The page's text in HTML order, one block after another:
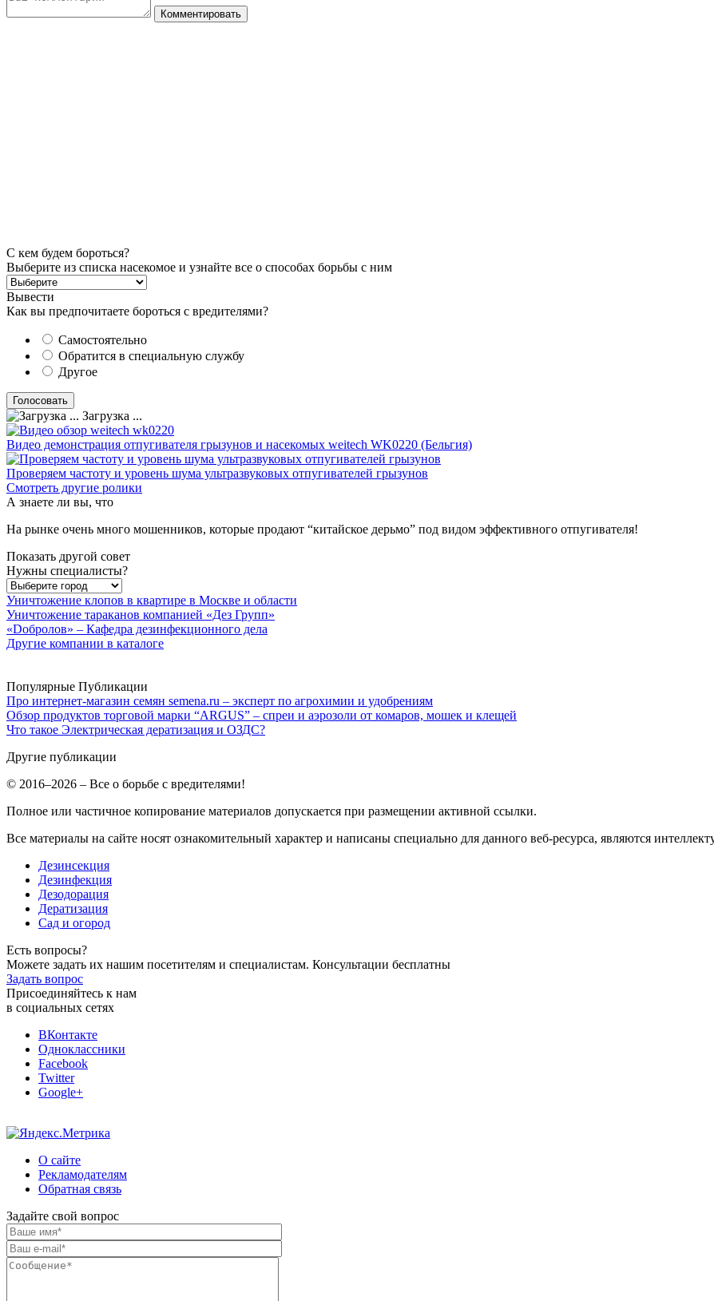
С кем будем бороться?
Выберите из списка насекомое и узнайте все о способах борьбы с ним
Вывести
Как вы предпочитаете бороться с вредителями?
Самостоятельно
Обратится в специальную службу
Другое
Загрузка ...
Видео демонстрация отпугивателя грызунов и насекомых weitech WK0220 (Бельгия)
Проверяем частоту и уровень шума ультразвуковых отпугивателей грызунов
Смотреть другие ролики
А знаете ли вы, что
На рынке очень много мошенников, которые продают “китайское дерьмо” под видом эффективного отпугивателя!
Показать другой совет
Нужны специалисты?
Уничтожение клопов в квартире в Москве и области
Уничтожение тараканов компанией «Дез Групп»
«Dобролов» – Кафедра дезинфекционного дела
Другие компании в каталоге
Популярные Публикации
Про интернет-магазин семян semena.ru – эксперт по агрохимии и удобрениям
Обзор продуктов торговой марки “ARGUS” – спреи и аэрозоли от комаров, мошек и клещей
Что такое Электрическая дератизация и ОЗДС?
Другие публикации
© 2016–2026 – Все о борьбе с вредителями!
Полное или частичное копирование материалов допускается при размещении активной ссылки.
Все материалы на сайте носят ознакомительный характер и написаны специально для данного веб-ресурса, являются
Дезинсекция
Дезинфекция
Дезодорация
Дератизация
Сад и огород
Есть вопросы?
Можете задать их нашим посетителям и специалистам. Консультации бесплатны
Задать вопрос
Присоединяйтесь к нам
в социальных сетях
ВКонтакте
Одноклассники
Facebook
Twitter
Google+
О сайте
Рекламодателям
Обратная связь
Задайте свой вопрос